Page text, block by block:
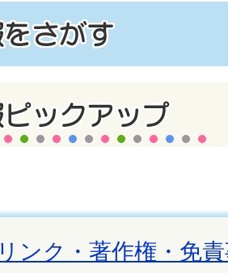
リンク・著作権・免